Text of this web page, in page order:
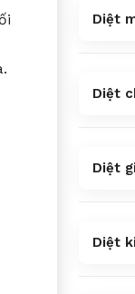
Diệt
Diệt
Diệt
Diệt